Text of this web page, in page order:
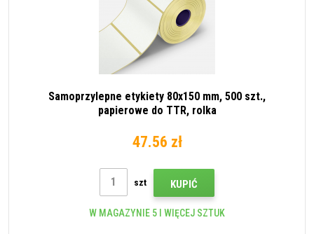
Samoprzylepne etykiety 80x150 mm, 500 szt.,
papierowe do TTR, rolka
47.56 zł
szt KUPIĆ
W MAGAZYNIE 5 I WIĘCEJ SZTUK